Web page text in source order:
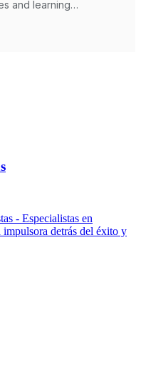
- Especialistas en
detrás del éxito y